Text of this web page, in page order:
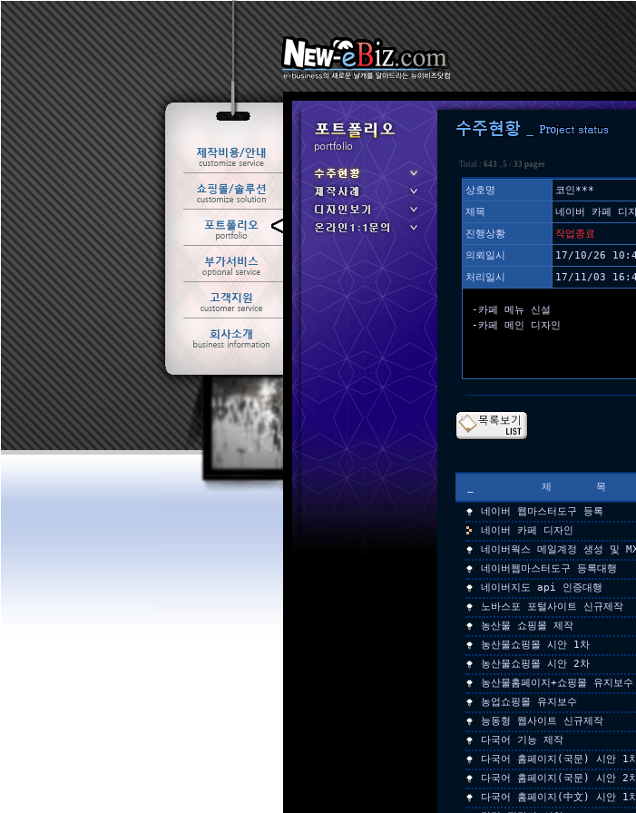
Total : 643 , 5 / 33 pages
상호명
코인***
제목
네이버 카페 디
진행상황
작업종료
의뢰일시
17/10/26
처리일시
17/11/03
-카페 메뉴 신설
-카페 메인 디자인
제 목
네이버 웹마스터도구 등록
네이버 카페 디자인
네이버웍스 메일계정 생성 및
네이버웹마스터도구 등록대행
네이버지도 api 인증대행
노바스포 포털사이트 신규제작
농산물 쇼핑몰 제작
농산물쇼핑몰 시안 1차
농산물쇼핑몰 시안 2차
농산물홈페이지+쇼핑몰 유지보수
농업쇼핑몰 유지보수
능동형 웹사이트 신규제작
다국어 기능 제작
다국어 홈페이지(국문) 시안 1
다국어 홈페이지(국문) 시안 2
다국어 홈페이지(中文) 시안 1
ㆍ 수주현황
ㆍ 제작사례